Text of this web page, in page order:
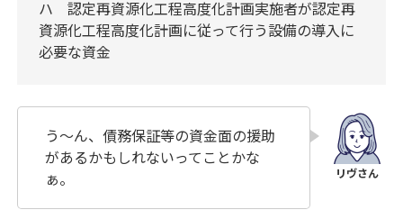
ハ 認定再資源化工程高度化計画実施者が認定再
資源化工程高度化計画に従って行う設備の導入に
必要な資金
う～ん、債務保証等の資金面の援助
があるかもしれないってことかな
ぁ。